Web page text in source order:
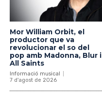
Mor William Orbit, el
productor que va
revolucionar el so del
pop amb Madonna, Blur i
All Saints
Informació musical
7 d'agost de 2026